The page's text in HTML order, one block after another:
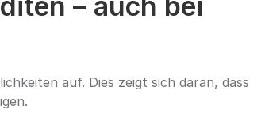
auf. Dies zeigt sich daran, dass